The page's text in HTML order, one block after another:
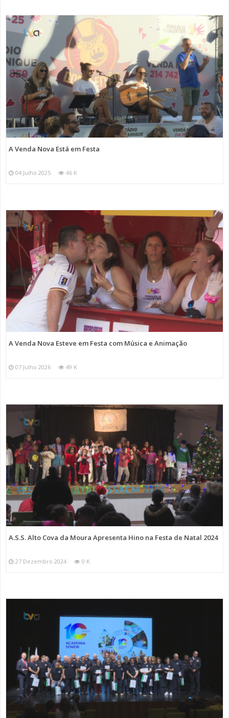
A Venda Nova Está em Festa
04 Julho 2025 46 K
A Venda Nova Esteve em Festa com Música e Animação
07 Julho 2026 49 K
A.S.S. Alto Cova da Moura Apresenta Hino na Festa de Natal 2024
27 Dezembro 2024 0 K